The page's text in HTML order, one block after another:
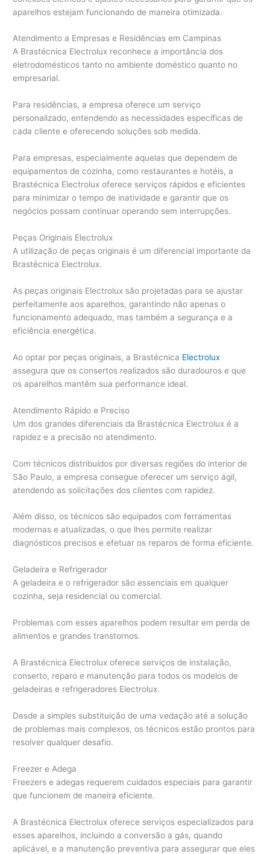
aparelhos estejam funcionando de maneira otimizada.
Atendimento a Empresas e Residências em Campinas
A Brastécnica Electrolux reconhece a importância dos
eletrodomésticos tanto no ambiente doméstico quanto no
empresarial.
Para residências, a empresa oferece um serviço
personalizado, entendendo as necessidades específicas de
cada cliente e oferecendo soluções sob medida.
Para empresas, especialmente aquelas que dependem de
equipamentos de cozinha, como restaurantes e hotéis, a
Brastécnica Electrolux oferece serviços rápidos e eficientes
para minimizar o tempo de inatividade e garantir que os
negócios possam continuar operando sem interrupções.
Peças Originais Electrolux
A utilização de peças originais é um diferencial importante da
Brastécnica Electrolux.
As peças originais Electrolux são projetadas para se ajustar
perfeitamente aos aparelhos, garantindo não apenas o
funcionamento adequado, mas também a segurança e a
eficiência energética.
Ao optar por peças originais, a Brastécnica Electrolux
assegura que os consertos realizados são duradouros e que
os aparelhos mantêm sua performance ideal.
Atendimento Rápido e Preciso
Um dos grandes diferenciais da Brastécnica Electrolux é a
rapidez e a precisão no atendimento.
Com técnicos distribuídos por diversas regiões do interior de
São Paulo, a empresa consegue oferecer um serviço ágil,
atendendo as solicitações dos clientes com rapidez.
Além disso, os técnicos são equipados com ferramentas
modernas e atualizadas, o que lhes permite realizar
diagnósticos precisos e efetuar os reparos de forma eficiente.
Geladeira e Refrigerador
A geladeira e o refrigerador são essenciais em qualquer
cozinha, seja residencial ou comercial.
Problemas com esses aparelhos podem resultar em perda de
alimentos e grandes transtornos.
A Brastécnica Electrolux oferece serviços de instalação,
conserto, reparo e manutenção para todos os modelos de
geladeiras e refrigeradores Electrolux.
Desde a simples substituição de uma vedação até a solução
de problemas mais complexos, os técnicos estão prontos para
resolver qualquer desafio.
Freezer e Adega
Freezers e adegas requerem cuidados especiais para garantir
que funcionem de maneira eficiente.
A Brastécnica Electrolux oferece serviços especializados para
esses aparelhos, incluindo a conversão a gás, quando
aplicável, e a manutenção preventiva para assegurar que eles